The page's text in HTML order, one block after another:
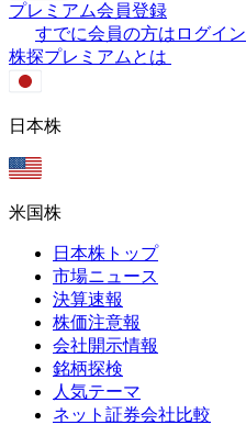
プレミアム会員登録
すでに会員の方はログイン
株探プレミアムとは
日本株
米国株
日本株トップ
市場ニュース
決算速報
株価注意報
会社開示情報
銘柄探検
人気テーマ
ネット証券会社比較